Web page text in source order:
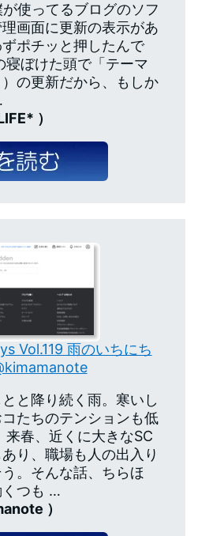
使ってるブログのソフ
画面に更新の表示があ
ポチッと押したんで
寝ぼけた頭で「テーマ
）の更新だから、もしか
）
Vol.119 雨のいちにち
と降り続く雨。寒いし
たちのテンションも低
来春、近くに大きなSC
り、職場も人の出入り
。そんな話、ちらほ
くつも …
）